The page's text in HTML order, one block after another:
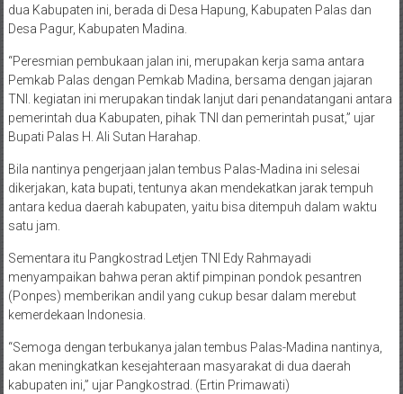
dua Kabupaten ini, berada di Desa Hapung, Kabupaten Palas dan
Desa Pagur, Kabupaten Madina.
“Peresmian pembukaan jalan ini, merupakan kerja sama antara
Pemkab Palas dengan Pemkab Madina, bersama dengan jajaran
TNI. kegiatan ini merupakan tindak lanjut dari penandatangani antara
pemerintah dua Kabupaten, pihak TNI dan pemerintah pusat,” ujar
Bupati Palas H. Ali Sutan Harahap.
Bila nantinya pengerjaan jalan tembus Palas-Madina ini selesai
dikerjakan, kata bupati, tentunya akan mendekatkan jarak tempuh
antara kedua daerah kabupaten, yaitu bisa ditempuh dalam waktu
satu jam.
Sementara itu Pangkostrad Letjen TNI Edy Rahmayadi
menyampaikan bahwa peran aktif pimpinan pondok pesantren
(Ponpes) memberikan andil yang cukup besar dalam merebut
kemerdekaan Indonesia.
“Semoga dengan terbukanya jalan tembus Palas-Madina nantinya,
akan meningkatkan kesejahteraan masyarakat di dua daerah
kabupaten ini,” ujar Pangkostrad. (Ertin Primawati)